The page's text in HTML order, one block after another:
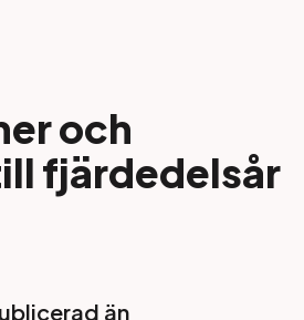
och
fjärdedelsår
än